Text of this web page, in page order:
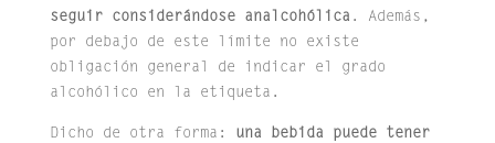
seguir considerándose analcohólica . Además,
por debajo de este límite no existe
obligación general de indicar el grado
alcohólico en la etiqueta.
Dicho de otra forma: una bebida puede tener